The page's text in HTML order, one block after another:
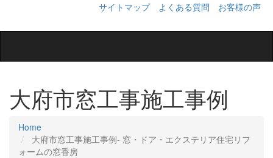
サイトマップ よくある質問
お客様の声
navigation
大府市窓工事施工事例
Home
大府市窓工事施工事例‐ 窓・ドア・エクステリア住宅リフ
ォームの窓香房